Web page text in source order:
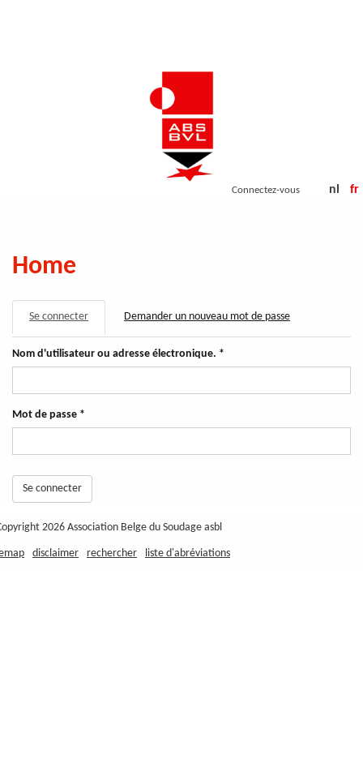
Connectez-vous nl fr
Home
ONGLETS
Se connecter
actif)
Demander un nouveau mot de passe
Nom d'utilisateur ou adresse électronique. *
Mot de passe *
Se connecter
2026 Association Belge du Soudage asbl
disclaimer rechercher liste d'abréviations